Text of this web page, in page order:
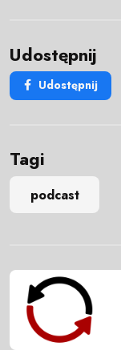
Udostępnij
Udostępnij
Tagi
podcast